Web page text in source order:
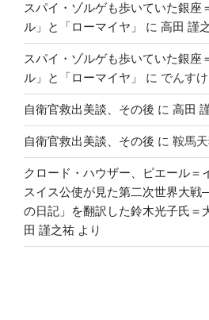
スパイ・ゾルゲも歩いていた銀座
ル」と「ローマイヤ」
に 高田 謹
スパイ・ゾルゲも歩いていた銀座
ル」と「ローマイヤ」
に でんすけ
自衛官救出美談、その後 に 高田
自衛官救出美談、その後 に 鞍馬
クロード・ハウザー、ピエール＝
スイス公使が見た第二次世界大
の日記」を翻訳した鈴木光子氏＝
田 謹之祐 より